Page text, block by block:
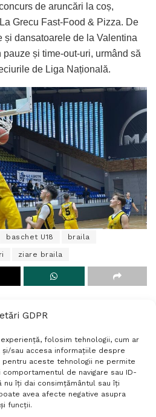
GDPR
folosim tehnologii, cum ar
sau accesa informațiile despre
pentru aceste tehnologii ne permite
de navigare sau ID-
nu îți dai consimțământul sau îți
avea afecte negative asupra
funcții.
de aruncări la coș,
Grecu Fast-Food & Pizza. De
și dansatoarele de la Valentina
și time-out-uri, urmând să
de Liga Națională.
baschet U18 braila
ziare braila
Politică de confidențialitate
Setări GDPR